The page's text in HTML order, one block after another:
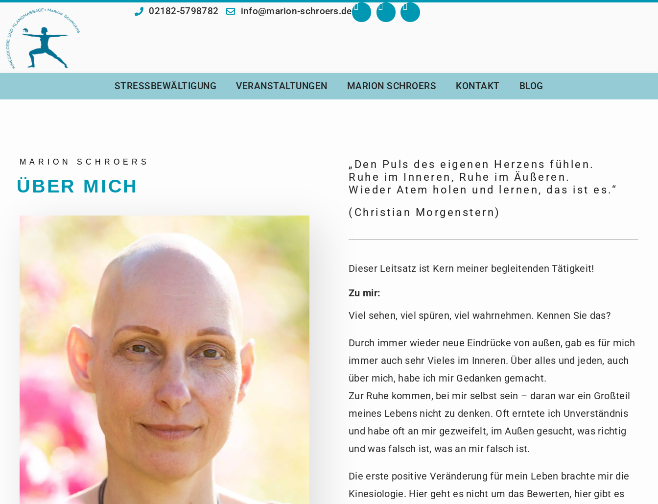
02182-5798782 info@marion-schroers.de
STRESSBEWÄLTIGUNG VERANSTALTUNGEN MARION SCHROERS KONTAKT BLOG
MARION SCHROERS
ÜBER MICH
„Den Puls des eigenen Herzens fühlen.
Ruhe im Inneren, Ruhe im Äußeren.
Wieder Atem holen und lernen, das ist es.“
(Christian Morgenstern)
Dieser Leitsatz ist Kern meiner begleitenden Tätigkeit!
Zu mir:
Viel sehen, viel spüren, viel wahrnehmen. Kennen Sie das?
Durch immer wieder neue Eindrücke von außen, gab es für mich
immer auch sehr Vieles im Inneren. Über alles und jeden, auch
über mich, habe ich mir Gedanken gemacht.
Zur Ruhe kommen, bei mir selbst sein – daran war ein Großteil
meines Lebens nicht zu denken. Oft erntete ich Unverständnis
und habe oft an mir gezweifelt, im Außen gesucht, was richtig
und was falsch ist, was an mir falsch ist.
Die erste positive Veränderung für mein Leben brachte mir die
Kinesiologie. Hier geht es nicht um das Bewerten, hier gibt es